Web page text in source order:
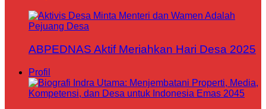
ABPEDNAS Aktif Meriahkan Hari Desa 2025
Profil